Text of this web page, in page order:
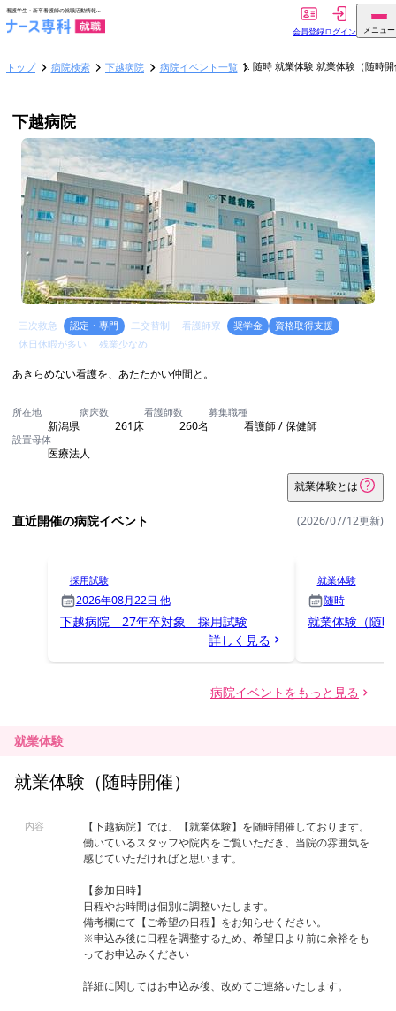
就業体験
就業体験（随時開催）
内容
【下越病院】では、【就業体験】を随時開催しております。
働いているスタッフや院内をご覧いただき、当院の雰囲気を
感じていただければと思います。
【参加日時】
日程やお時間は個別に調整いたします。
備考欄にて【ご希望の日程】をお知らせください。
※申込み後に日程を調整するため、希望日より前に余裕をも
ってお申込みください
詳細に関してはお申込み後、改めてご連絡いたします。